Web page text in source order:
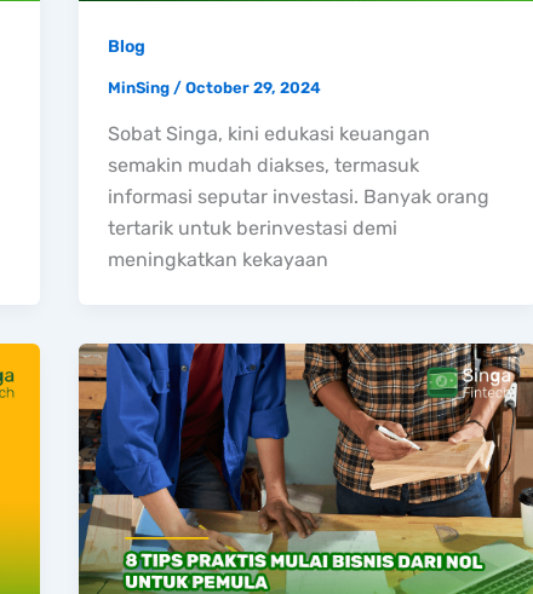
Blog
MinSing / October 29, 2024
Sobat Singa, kini edukasi keuangan
semakin mudah diakses, termasuk
informasi seputar investasi. Banyak orang
tertarik untuk berinvestasi demi
meningkatkan kekayaan